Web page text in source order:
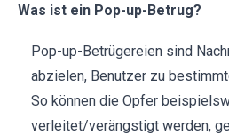
Was ist ein Pop-up-Betrug?
Pop-up-Betrügereien sind
abzielen, Benutzer zu
So können die Opfer
verleitet/verängstigt werden,